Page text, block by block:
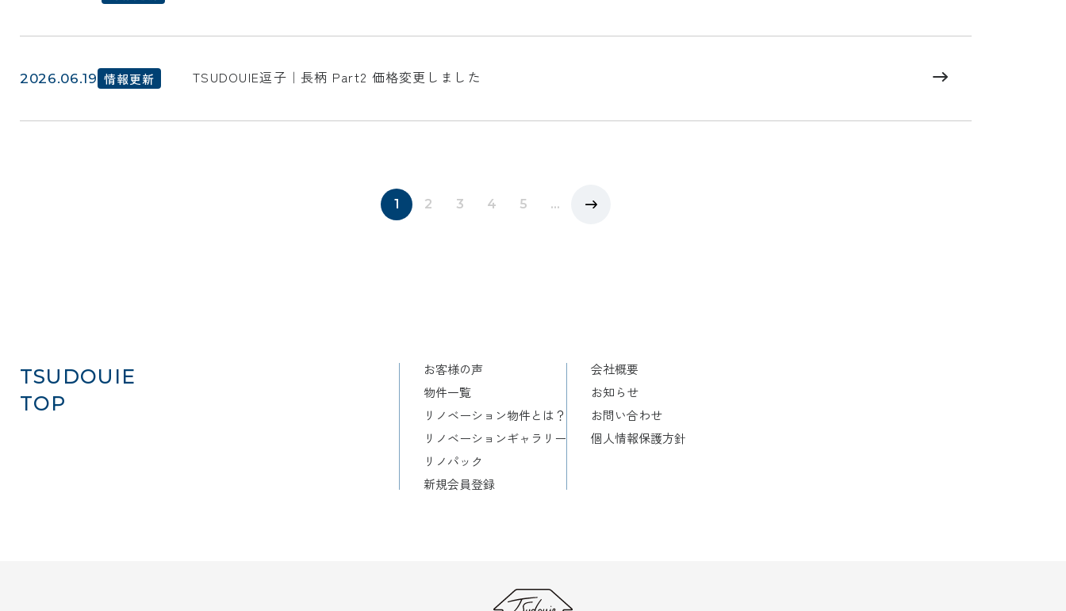
2026.06.19 情報更新 TSUDOUIE逗子｜長柄 Part2 価格変更しました
1 2 3 4 5 ...
TSUDOUIE
TOP
お客様の声
物件一覧
リノベーション物件とは？
リノベーションギャラリー
リノパック
新規会員登録
会社概要
お知らせ
お問い合わせ
個人情報保護方針